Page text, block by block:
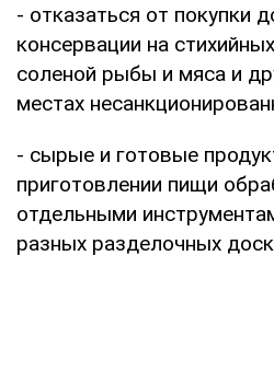
- отказаться от покупки
консервации на
соленой рыбы и мяса и
местах
- сырые и готовые
приготовлении пищи
отдельными
разных разделочных